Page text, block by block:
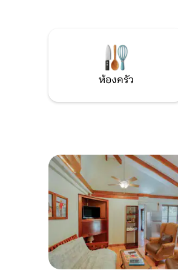
ห้องครัว